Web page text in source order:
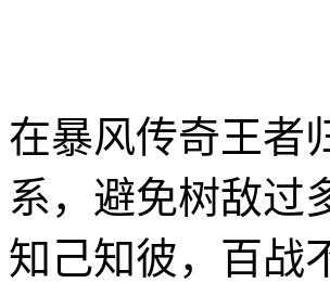
在暴风传奇王者
系，避免树敌过
知己知彼，百战